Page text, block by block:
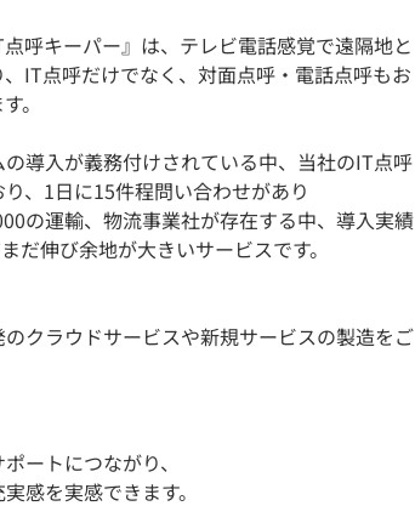
呼キーパー』は、テレビ電話感覚で遠隔地と
IT点呼だけでなく、対面点呼・電話点呼もお
。
導入が義務付けされている中、当社のIT点呼
、1日に15件程問い合わせがあり
の運輸、物流事業社が存在する中、導入実績
だ伸び余地が大きいサービスです。
クラウドサービスや新規サービスの製造をご
ートにつながり、
感を実感できます。